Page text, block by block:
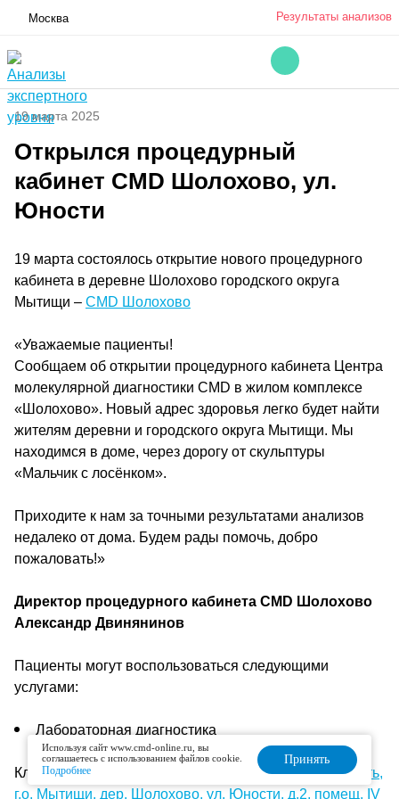
Москва Результаты анализов
19 марта 2025
Открылся процедурный
кабинет CMD Шолохово, ул.
Юности
19 марта состоялось открытие нового процедурного
кабинета в деревне Шолохово городского округа
Мытищи – CMD Шолохово
«Уважаемые пациенты!
Сообщаем об открытии процедурного кабинета Центра
молекулярной диагностики CMD в жилом комплексе
«Шолохово». Новый адрес здоровья легко будет найти
жителям деревни и городского округа Мытищи. Мы
находимся в доме, через дорогу от скульптуры
«Мальчик с лосёнком».
Приходите к нам за точными результатами анализов
недалеко от дома. Будем рады помочь, добро
пожаловать!»
Директор процедурного кабинета CMD Шолохово
Александр Двинянинов
Пациенты могут воспользоваться следующими
услугами:
Лабораторная диагностика
Клиника располагается по адресу:
Московская область,
г.о. Мытищи, дер. Шолохово, ул. Юности, д.2, помещ. IV
Используя сайт www.cmd-online.ru, вы
соглашаетесь с использованием файлов cookie.
Подробнее
Принять